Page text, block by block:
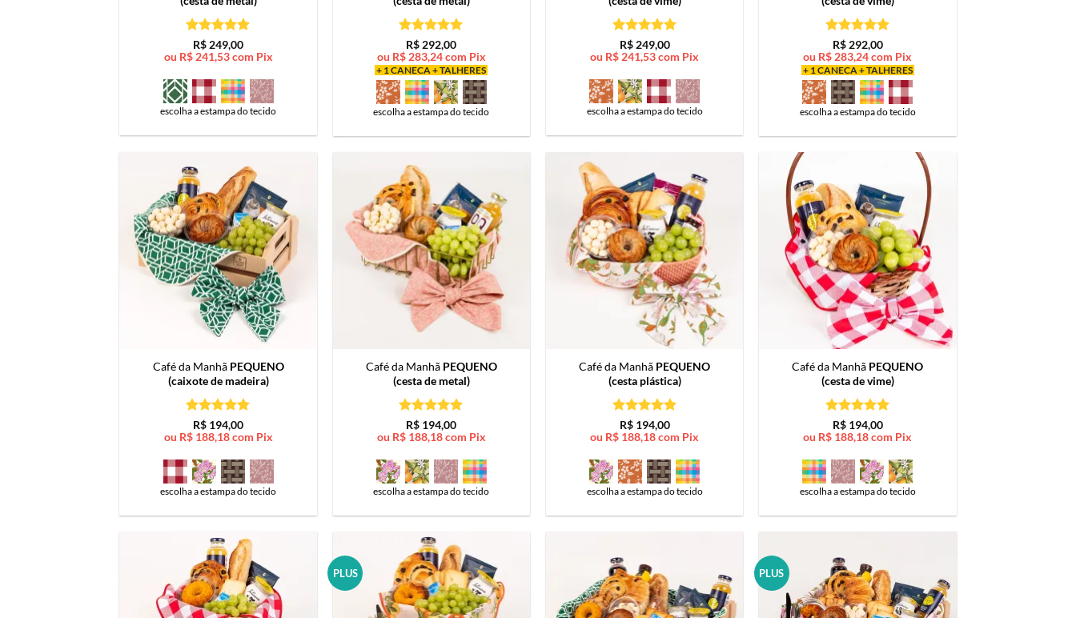
Avaliação5
de 5
R$ 249,00
ou R$241,53com Pix
escolha a estampa do tecido
Avaliação5
de 5
R$ 292,00
ou R$283,24com Pix
+ 1 CANECA + TALHERES
escolha a estampa do tecido
Avaliação5
de 5
R$249,00
ou R$ 241,53com Pix
escolha a estampa do tecido
Avaliação5
de 5
R$292,00
ou R$ 283,24com Pix
+ 1 CANECA + TALHERES
escolha a estampa do tecido
Café da Manhã PEQUENO
(caixote de madeira)
Avaliação5
de 5
R$ 194,00
ou R$188,18com Pix
escolha a estampa do tecido
Café da Manhã PEQUENO
(cesta de metal)
Avaliação5
de 5
R$ 194,00
ou R$188,18com Pix
escolha a estampa do tecido
Café da Manhã PEQUENO
(cesta plástica)
Avaliação5
de 5
R$194,00
ou R$ 188,18com Pix
escolha a estampa do tecido
Café da Manhã PEQUENO
(cesta de vime)
Avaliação5
de 5
R$194,00
ou R$ 188,18com Pix
escolha a estampa do tecido
PLUS PLUS